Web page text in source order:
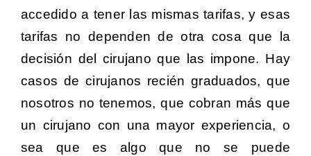
accedido a tener las mismas tarifas, y esas
tarifas no dependen de otra cosa que la
decisión del cirujano que las impone. Hay
casos de cirujanos recién graduados, que
nosotros no tenemos, que cobran más que
un cirujano con una mayor experiencia, o
sea que es algo que no se puede